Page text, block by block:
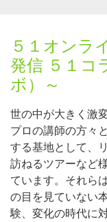
５１オンラ
発信 ５１コ
ボ）～
世の中が大きく激
プロの講師の方々
する基地として、
訪ねるツアーなど
ています。それら
の目を見ていない
験、変化の時代に